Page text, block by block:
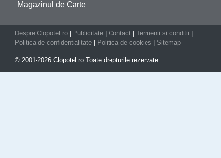
Magazinul de Carte
Despre Clopotel.ro Publicitate Contact Termenii si conditii
Politica de confidentialitate
Politica de cookies Sitemap
© 2001-2026 Clopotel.ro Toate drepturile rezervate.